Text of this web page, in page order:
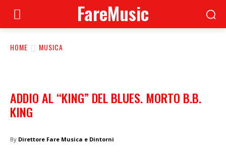
FareMusic
HOME MUSICA
ADDIO AL “KING” DEL BLUES. MORTO B.B.
KING
By Direttore Fare Musica e Dintorni